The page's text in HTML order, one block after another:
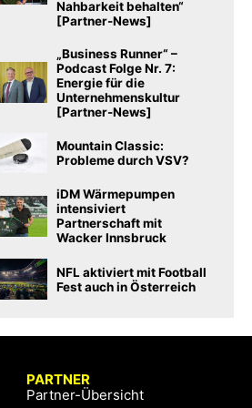
Nahbarkeit behalten“
[Partner-News]
„Business Runner“ –
Podcast Folge Nr. 7:
Energie für die
Unternehmenskultur
[Partner-News]
Mountain Classic:
Probleme durch VSV?
iDM Wärmepumpen
intensiviert
Partnerschaft mit
Wacker Innsbruck
NFL aktiviert mit Football
Fest auch in Österreich
PARTNER
Partner-Übersicht